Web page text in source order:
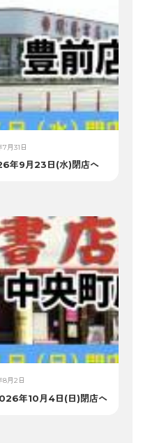
月31日
年9月23日(水)閉店へ
月2日
年10月4日(日)閉店へ